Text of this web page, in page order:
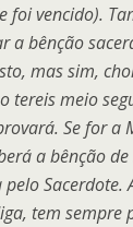
foi vencido).
a bênção
mas sim,
tereis meio
Se for a
a bênção
Sacerdote.
tem sempre